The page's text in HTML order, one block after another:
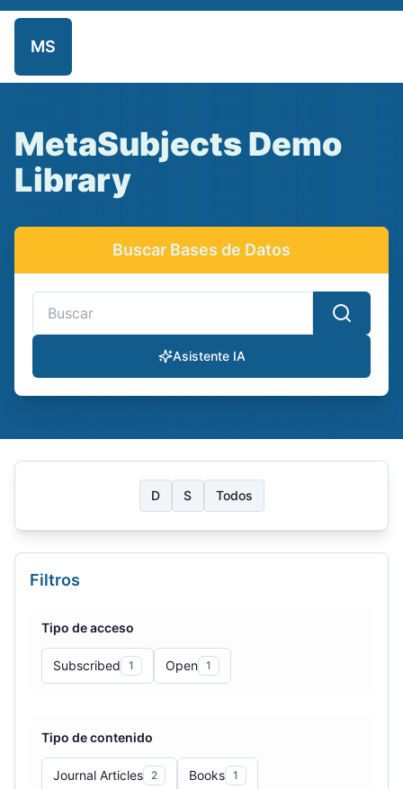
MS
Inicio Repositorio Admin
MetaSubjects Demo
Library
Buscar Bases de Datos
Buscar bases de datos y recursos electrónicos
Asistente IA
D S Todos
Filtros
Tipo de acceso
Subscribed 1 Open 1
Tipo de contenido
Journal Articles 2 Books 1